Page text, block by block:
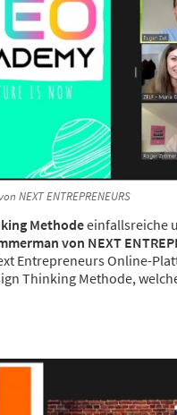
NEXT ENTREPRENEURS
Methodeeinfallsreiche
von NEXT
Entrepreneurs Online-
Thinking Methode,